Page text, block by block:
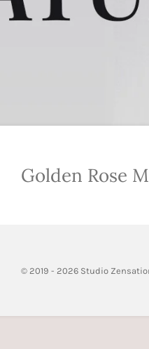
Golden Rose
© 2019 - 2026 Studio